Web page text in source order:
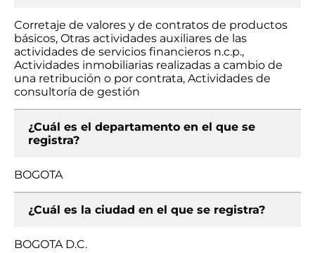
Corretaje de valores y de contratos de productos
básicos, Otras actividades auxiliares de las
actividades de servicios financieros n.c.p.,
Actividades inmobiliarias realizadas a cambio de
una retribución o por contrata, Actividades de
consultoría de gestión
¿Cuál es el departamento en el que se
registra?
BOGOTA
¿Cuál es la ciudad en el que se registra?
BOGOTA D.C.